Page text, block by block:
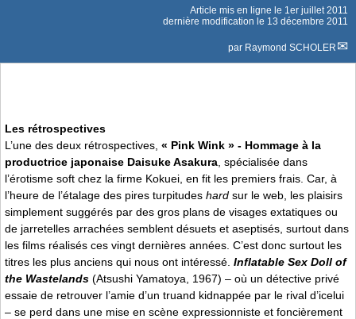
Article mis en ligne le 1er juillet 2011
dernière modification le 13 décembre 2011
par Raymond SCHOLER
Les rétrospectives
L’une des deux rétrospectives, « Pink Wink » - Hommage à la
productrice japonaise Daisuke Asakura , spécialisée dans
l’érotisme soft chez la firme Kokuei, en fit les premiers frais. Car, à
l’heure de l’étalage des pires turpitudes hard sur le web, les plaisirs
simplement suggérés par des gros plans de visages extatiques ou
de jarretelles arrachées semblent désuets et aseptisés, surtout dans
les films réalisés ces vingt dernières années. C’est donc surtout les
titres les plus anciens qui nous ont intéressé. Inflatable Sex Doll of
the Wastelands (Atsushi Yamatoya, 1967) – où un détective privé
essaie de retrouver l’amie d’un truand kidnappée par le rival d’icelui
– se perd dans une mise en scène expressionniste et foncièrement